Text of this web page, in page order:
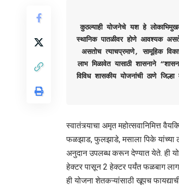
कुठल्याही योजनेचे यश हे
स्थानिक पातळीवर होणे आवश्यक
असतोच त्याचप्रमाणे, सामूहिक
लाभ मिळावेत यासाठी शासनाने
विविध शासकीय योजनांची ठाणे
स्वातंत्र्याचा अमृत महोत्सवानिमित्त
फळझाड, फुलझाडे, मसाला पिके यांच्या
अनुदान उपलब्ध करून देण्यात येते. ही
हेक्टर पासून 2 हेक्टर पर्यंत फळबाग
ही योजना शेतकऱ्यांसाठी खूपच